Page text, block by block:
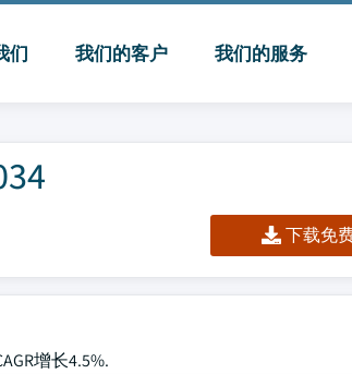
们 我们的客户 我们的服务
下载免
增长4.5%.